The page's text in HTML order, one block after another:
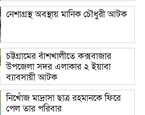
নেশাগ্রস্থ অবস্থায় মানিক চৌধুরী আটক
চট্টগ্রামের বাঁশখালীতে কক্সবাজার
উপজেলা সদর এলাকার ২ ইয়াবা
ব্যাবসায়ী আটক
নিখোঁজ মাদ্রাসা ছাত্র রহমানকে ফিরে
পেল তার পরিবার